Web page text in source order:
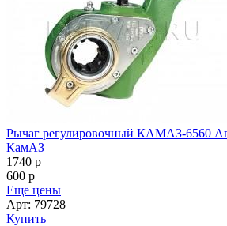
Рычаг регулировочный КАМАЗ-6560
КамАЗ
1740 p
600 p
Еще цены
Арт: 79728
Купить